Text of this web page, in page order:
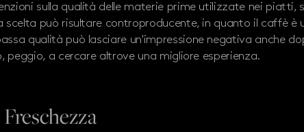
sulla qualità delle materie prime utilizzate nei piatti,
può risultare controproducente, in quanto il caffè è
qualità può lasciare un'impressione negativa anche
a cercare altrove una migliore esperienza.